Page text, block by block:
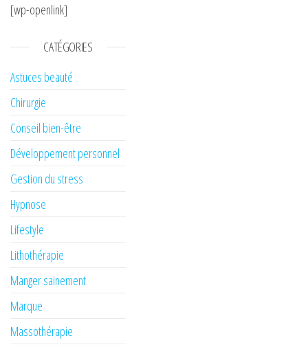
[wp-openlink]
CATÉGORIES
Astuces beauté
Chirurgie
Conseil bien-être
Développement personnel
Gestion du stress
Hypnose
Lifestyle
Lithothérapie
Manger sainement
Marque
Massothérapie